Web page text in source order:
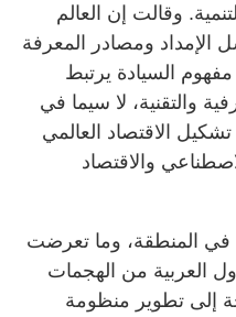
وقالت إن العالم
الإمداد ومصادر المعرفة
السيادة يرتبط
والتقنية، لا سيما في
الاقتصاد العالمي
والاقتصاد
في المنطقة، وما تعرضت
العربية من الهجمات
إلى تطوير منظومة